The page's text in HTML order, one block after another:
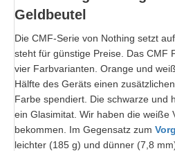
Geldbeutel
Die CMF-Serie von Nothing setzt
steht für günstige Preise. Das CMF
vier Farbvarianten. Orange und
Hälfte des Geräts einen
Farbe spendiert. Die schwarze und
ein Glasimitat. Wir haben die weiße
bekommen. Im Gegensatz zum
leichter (185 g) und dünner (7,8